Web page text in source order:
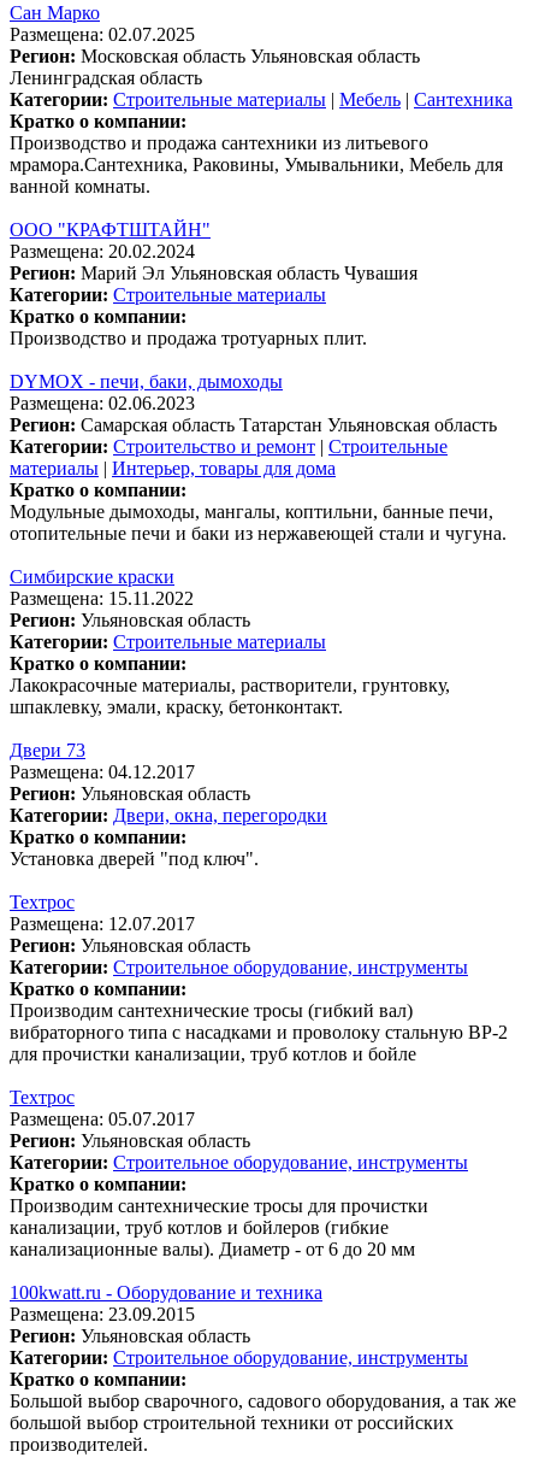
Сан Марко
Размещена: 02.07.2025
Регион: Московская область Ульяновская область
Ленинградская область
Категории: Строительные материалы | Мебель | Сантехника
Кратко о компании:
Производство и продажа сантехники из литьевого
мрамора.Сантехника, Раковины, Умывальники, Мебель для
ванной комнаты.
ООО "КРАФТШТАЙН"
Размещена: 20.02.2024
Регион: Марий Эл Ульяновская область Чувашия
Категории: Строительные материалы
Кратко о компании:
Производство и продажа тротуарных плит.
DYMOX - печи, баки, дымоходы
Размещена: 02.06.2023
Регион: Самарская область Татарстан Ульяновская область
Категории: Строительство и ремонт | Строительные
материалы | Интерьер, товары для дома
Кратко о компании:
Модульные дымоходы, мангалы, коптильни, банные печи,
отопительные печи и баки из нержавеющей стали и чугуна.
Симбирские краски
Размещена: 15.11.2022
Регион: Ульяновская область
Категории: Строительные материалы
Кратко о компании:
Лакокрасочные материалы, растворители, грунтовку,
шпаклевку, эмали, краску, бетонконтакт.
Двери 73
Размещена: 04.12.2017
Регион: Ульяновская область
Категории: Двери, окна, перегородки
Кратко о компании:
Установка дверей "под ключ".
Техтрос
Размещена: 12.07.2017
Регион: Ульяновская область
Категории: Строительное оборудование, инструменты
Кратко о компании:
Производим сантехнические тросы (гибкий вал)
вибраторного типа с насадками и проволоку стальную ВР-2
для прочистки канализации, труб котлов и бойле
Техтрос
Размещена: 05.07.2017
Регион: Ульяновская область
Категории: Строительное оборудование, инструменты
Кратко о компании:
Производим сантехнические тросы для прочистки
канализации, труб котлов и бойлеров (гибкие
канализационные валы). Диаметр - от 6 до 20 мм
100kwatt.ru - Оборудование и техника
Размещена: 23.09.2015
Регион: Ульяновская область
Категории: Строительное оборудование, инструменты
Кратко о компании:
Большой выбор сварочного, садового оборудования, а так же
большой выбор строительной техники от российских
производителей.